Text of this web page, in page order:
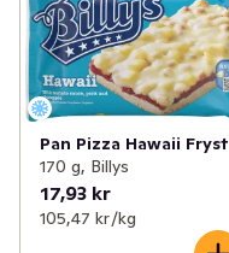
Pan Pizza Hawaii Fryst
170 g, Billys
17,93 kr
105,47 kr /kg